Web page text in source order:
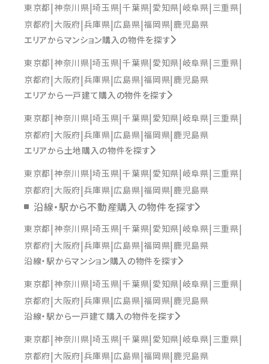
東京都 神奈川県 埼玉県 千葉県 愛知県 岐阜県 三重県
京都府 大阪府 兵庫県 広島県 福岡県 鹿児島県
エリアからマンション購入の物件を探す
東京都 神奈川県 埼玉県 千葉県 愛知県 岐阜県 三重県
京都府 大阪府 兵庫県 広島県 福岡県 鹿児島県
エリアから一戸建て購入の物件を探す
東京都 神奈川県 埼玉県 千葉県 愛知県 岐阜県 三重県
京都府 大阪府 兵庫県 広島県 福岡県 鹿児島県
エリアから土地購入の物件を探す
東京都 神奈川県 埼玉県 千葉県 愛知県 岐阜県 三重県
京都府 大阪府 兵庫県 広島県 福岡県 鹿児島県
沿線・駅から不動産購入の物件を探す
東京都 神奈川県 埼玉県 千葉県 愛知県 岐阜県 三重県
京都府 大阪府 兵庫県 広島県 福岡県 鹿児島県
沿線・駅からマンション購入の物件を探す
東京都 神奈川県 埼玉県 千葉県 愛知県 岐阜県 三重県
京都府 大阪府 兵庫県 広島県 福岡県 鹿児島県
沿線・駅から一戸建て購入の物件を探す
東京都 神奈川県 埼玉県 千葉県 愛知県 岐阜県 三重県
京都府 大阪府 兵庫県 広島県 福岡県 鹿児島県